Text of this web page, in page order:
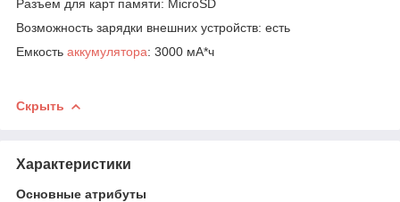
Разъем для карт памяти: MicroSD
Возможность зарядки внешних устройств: есть
Емкость аккумулятора: 3000 мА*ч
Скрыть
Характеристики
Основные атрибуты